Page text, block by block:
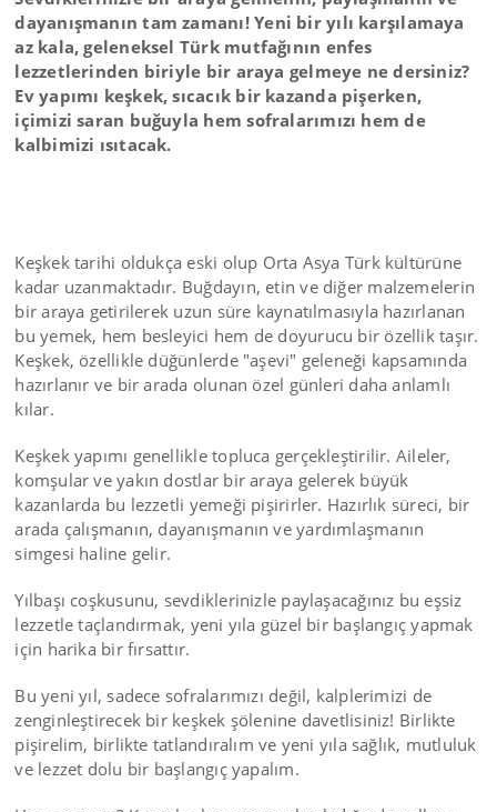
dayanışmanın tam zamanı! Yeni bir yılı karşılamaya
az kala, geleneksel Türk mutfağının enfes
lezzetlerinden biriyle bir araya gelmeye ne dersiniz?
Ev yapımı keşkek, sıcacık bir kazanda pişerken,
içimizi saran buğuyla hem sofralarımızı hem de
kalbimizi ısıtacak.
Keşkek tarihi oldukça eski olup Orta Asya Türk kültürüne
kadar uzanmaktadır. Buğdayın, etin ve diğer malzemelerin
bir araya getirilerek uzun süre kaynatılmasıyla hazırlanan
bu yemek, hem besleyici hem de doyurucu bir özellik taşır.
Keşkek, özellikle düğünlerde "aşevi" geleneği kapsamında
hazırlanır ve bir arada olunan özel günleri daha anlamlı
kılar.
Keşkek yapımı genellikle topluca gerçekleştirilir. Aileler,
komşular ve yakın dostlar bir araya gelerek büyük
kazanlarda bu lezzetli yemeği pişirirler. Hazırlık süreci, bir
arada çalışmanın, dayanışmanın ve yardımlaşmanın
simgesi haline gelir.
Yılbaşı coşkusunu, sevdiklerinizle paylaşacağınız bu eşsiz
lezzetle taçlandırmak, yeni yıla güzel bir başlangıç yapmak
için harika bir fırsattır.
Bu yeni yıl, sadece sofralarımızı değil, kalplerimizi de
zenginleştirecek bir keşkek şölenine davetlisiniz! Birlikte
pişirelim, birlikte tatlandıralım ve yeni yıla sağlık, mutluluk
ve lezzet dolu bir başlangıç yapalım.